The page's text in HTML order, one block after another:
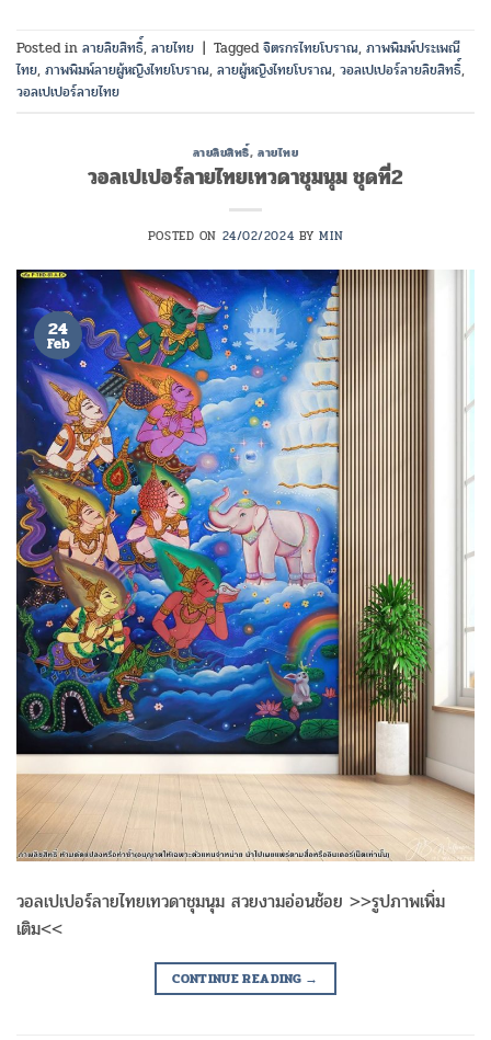
Posted in ลายลิขสิทธิ์, ลายไทย | Taggedจิตรกรไทยโบราณ, ภาพพิมพ์ประเพณี
ไทย, ภาพพิมพ์ลายผู้หญิงไทยโบราณ, ลายผู้หญิงไทยโบราณ, วอลเปเปอร์ลายลิขสิทธิ์,
วอลเปเปอร์ลายไทย
ลายลิขสิทธิ์,ลายไทย
วอลเปเปอร์ลายไทยเทวดาชุมนุม ชุดที่2
POSTED ON 24/02/2024 BYMIN
24
Feb
วอลเปเปอร์ลายไทยเทวดาชุมนุม สวยงามอ่อนช้อย >>รูปภาพเพิ่ม
เติม<<
CONTINUE READING →